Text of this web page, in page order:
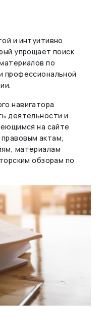
и интуитивно
упрощает поиск
по
профессиональной
навигатора
деятельности и
на сайте
актам,
материалам
обзорам по